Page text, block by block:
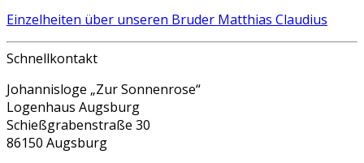
Einzelheiten über unseren Bruder Matthias Claudius
Schnellkontakt
Johannisloge „Zur Sonnenrose“
Logenhaus Augsburg
Schießgrabenstraße 30
86150 Augsburg